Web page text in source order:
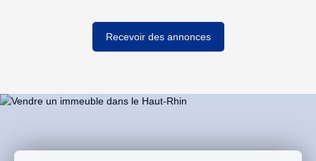
Recevoir des annonces